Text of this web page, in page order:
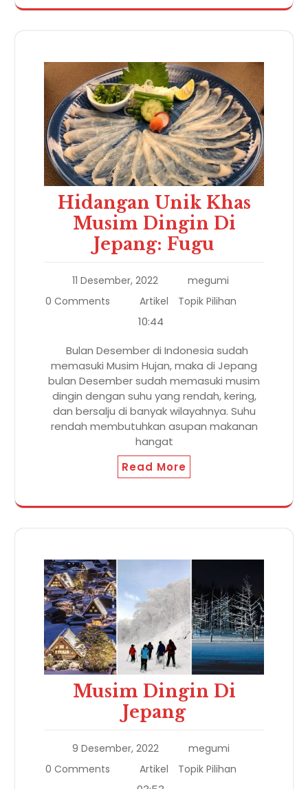
Hidangan Unik Khas
Musim Dingin Di
Jepang: Fugu
11 Desember, 2022
megumi
0 Comments
Artikel Topik Pilihan
10:44
Bulan Desember di Indonesia sudah
memasuki Musim Hujan, maka di Jepang
bulan Desember sudah memasuki musim
dingin dengan suhu yang rendah, kering,
dan bersalju di banyak wilayahnya. Suhu
rendah membutuhkan asupan makanan
hangat
Read More
Musim Dingin Di
Jepang
9 Desember, 2022
megumi
0 Comments
Artikel Topik Pilihan